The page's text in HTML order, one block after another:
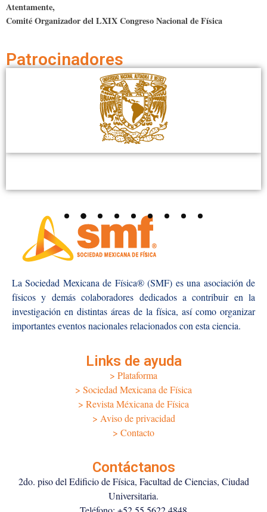
Atentamente,
Comité Organizador del LXIX Congreso Nacional de Física
Patrocinadores
La Sociedad Mexicana de Física® (SMF) es una asociación de
físicos y demás colaboradores dedicados a contribuir en la
investigación en distintas áreas de la física, así como organizar
importantes eventos nacionales relacionados con esta ciencia.
Links de ayuda
> Plataforma
> Sociedad Mexicana de Física
> Revista Méxicana de Física
> Aviso de privacidad
> Contacto
Contáctanos
2do. piso del Edificio de Física, Facultad de Ciencias, Ciudad
Universitaria.